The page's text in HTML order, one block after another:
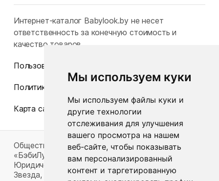
Мы используем куки
Мы используем файлы куки и
другие технологии
отслеживания для улучшения
вашего просмотра на нашем
веб-сайте, чтобы показывать
вам персонализированный
контент и таргетированную
Интернет-каталог Babylook.by не несет
ответственность за конечную стоимость и
качество товаров.
Пользовательское соглашение
Политика конфиденциальности
Карта сайта
Общество с ограниченной ответственностью
«БэбиЛук»
Юридический адрес: 220117, г. Минск, пр-т Газеты
Звезда, д. 16, пом. 52